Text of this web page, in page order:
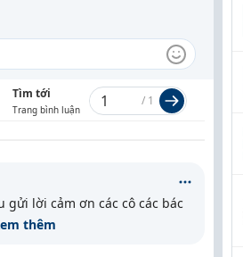
Tìm tới
Trang bình luận
/ 1
gửi lời cảm ơn các cô các bác
thêm